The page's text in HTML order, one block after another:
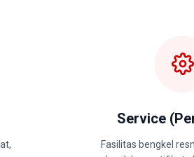
Service
Fasilitas bengkel